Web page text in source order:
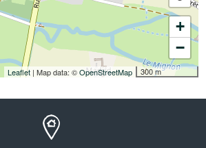
+
−
300 m
Leaflet| Map data: ©OpenStreetMap